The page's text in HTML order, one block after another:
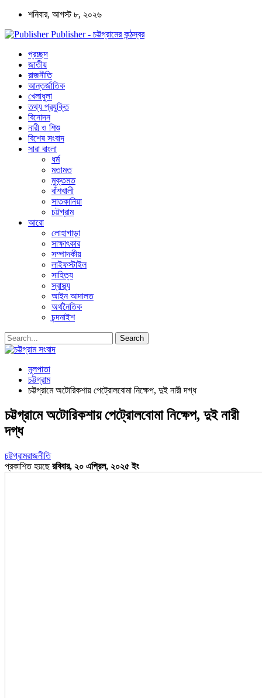
শনিবার, আগস্ট ৮, ২০২৬
Publisher - চট্টগ্রামের কন্ঠস্বর
প্রচ্ছদ
জাতীয়
রাজনীতি
আন্তর্জাতিক
খেলাধুলা
তথ্য প্রযুক্তি
বিনোদন
নারী ও শিশু
বিশেষ সংবাদ
সারা বাংলা
ধর্ম
মতামত
মুক্তমত
বাঁশখালী
সাতকানিয়া
চট্টগ্রাম
আরো
লোহাগাড়া
সাক্ষাৎকার
সম্পাদকীয়
লাইফস্টাইল
সাহিত্য
স্বাস্থ্য
আইন আদালত
অর্থনৈতিক
চন্দনাইশ
মূলপাতা
চট্টগ্রাম
চট্টগ্রামে অটোরিকশায় পেট্রোলবোমা নিক্ষেপ, দুই নারী দগ্ধ
চট্টগ্রামে অটোরিকশায় পেট্রোলবোমা নিক্ষেপ, দুই নারী
দগ্ধ
চট্টগ্রামরাজনীতি
প্রকাশিত হয়ছেরবিবার, ২০ এপ্রিল, ২০২৫ ইং